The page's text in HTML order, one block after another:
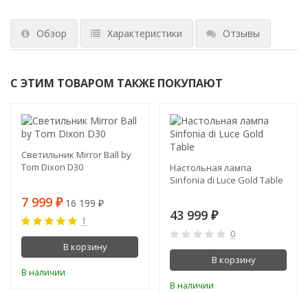
Обзор Характеристики Отзывы
С ЭТИМ ТОВАРОМ ТАКЖЕ ПОКУПАЮТ
Светильник Mirror Ball by
Tom Dixon D30
7 999 ₽ 16 199 ₽
1
В корзину
В наличии
Настольная лампа
Sinfonia di Luce Gold Table
43 999 ₽
0
В корзину
В наличии